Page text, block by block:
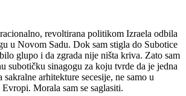
revoltirana politikom Izraela odbila
u Novom Sadu. Dok sam stigla do Subotice
glupo i da zgrada nije ništa kriva. Zato sam
subotičku sinagogu za koju tvrde da je jedna
arhitekture secesije, ne samo u
Morala sam se saglasiti.